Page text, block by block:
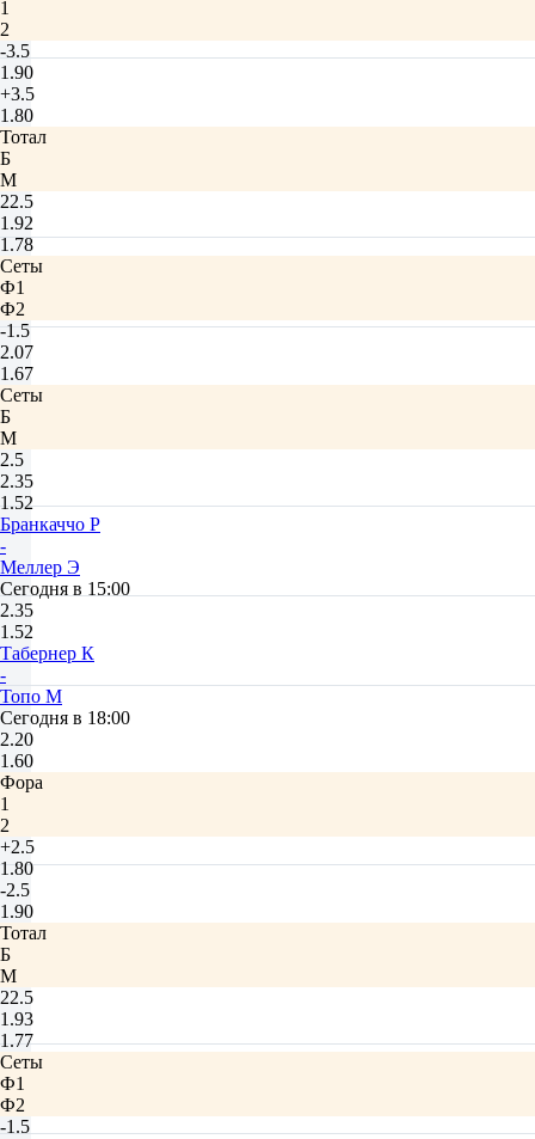
1
2
-3.5
1.90
+3.5
1.80
Тотал
Б
М
22.5
1.92
1.78
Сеты
Ф1
Ф2
-1.5
2.07
1.67
Сеты
Б
М
2.5
2.35
1.52
Бранкаччо Р
-
Меллер Э
Сегодня в 15:00
2.35
1.52
Табернер К
-
Топо М
Сегодня в 18:00
2.20
1.60
Фора
1
2
+2.5
1.80
-2.5
1.90
Тотал
Б
М
22.5
1.93
1.77
Сеты
Ф1
Ф2
-1.5